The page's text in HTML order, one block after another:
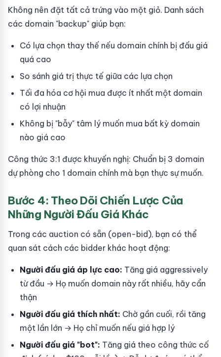
Không nên đặt tất cả trứng vào một giỏ. Danh sách
các domain "backup" giúp bạn:
Có lựa chọn thay thế nếu domain chính bị đấu giá
quá cao
So sánh giá trị thực tế giữa các lựa chọn
Tối đa hóa cơ hội mua được ít nhất một domain
có lợi nhuận
Không bị "bẫy" tâm lý muốn mua bất kỳ domain
nào giá cao
Công thức 3:1 được khuyến nghị: Chuẩn bị 3 domain
dự phòng cho 1 domain chính mà bạn thực sự muốn.
Bước 4: Theo Dõi Chiến Lược Của
Những Người Đấu Giá Khác
Trong các auction có sẵn (open-bid), bạn có thể
quan sát cách các bidder khác hoạt động:
Người đấu giá áp lực cao: Tăng giá aggressively
từ đầu → Họ muốn domain này rất nhiều, hãy cẩn
thận
Người đấu giá thích nhất: Chờ gần cuối, rồi tăng
một lần lớn → Họ chỉ muốn nếu giá hợp lý
Người đấu giá "bot": Tăng giá theo công thức cố